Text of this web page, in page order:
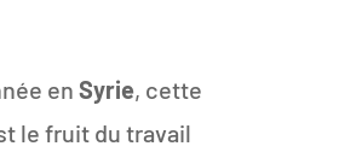
en Syrie, cette
le fruit du travail